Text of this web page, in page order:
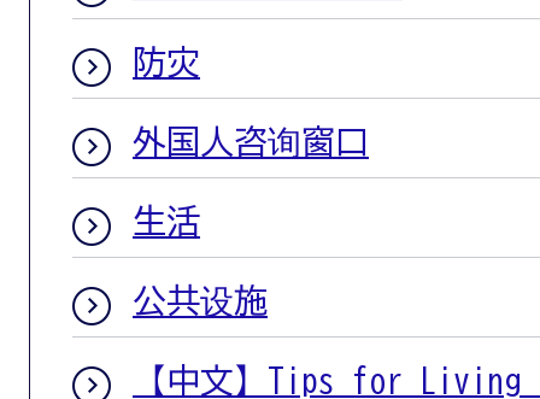
防灾
外国人咨询窗口
生活
公共设施
【中文】Tips for Living